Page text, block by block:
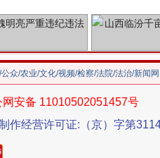
众/农业/文化/视频/检察/法院/法治/新闻网
网安备 11010502051457号
作经营许可证:（京）字第